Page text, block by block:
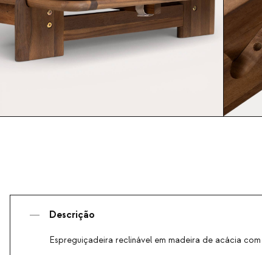
Descrição
Espreguiçadeira reclinável em madeira de acácia